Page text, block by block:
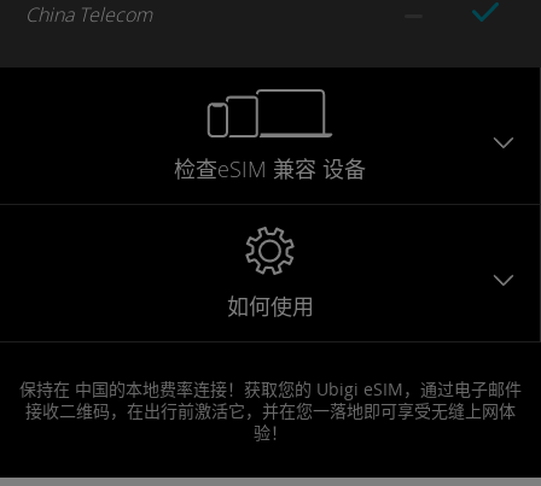
China Telecom
检查eSIM 兼容 设备
如何使用
保持在 中国的本地费率连接！获取您的 Ubigi eSIM，通过电子邮件
接收二维码，在出行前激活它，并在您一落地即可享受无缝上网体
验！